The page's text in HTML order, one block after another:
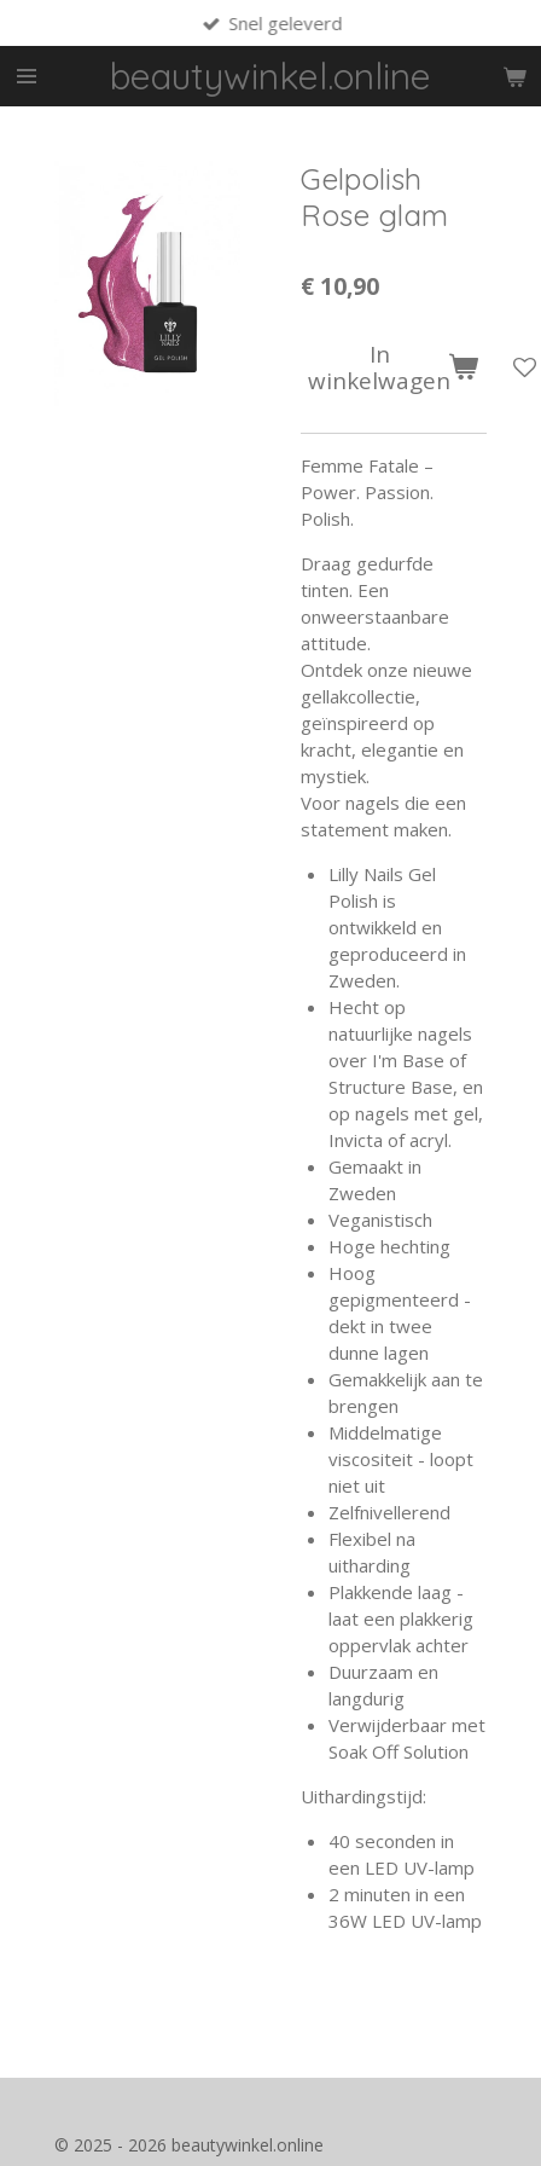
direct
naar
de
beautywinkel.online
Snel geleverd
Gelpolish
Rose glam
€ 10,90
In
winkelwagen
Femme Fatale –
Power. Passion.
Polish.
Draag gedurfde
tinten. Een
onweerstaanbare
attitude.
Ontdek onze nieuwe
gellakcollectie,
geïnspireerd op
kracht, elegantie en
mystiek.
Voor nagels die een
statement maken.
Lilly Nails Gel
Polish is
ontwikkeld en
geproduceerd in
Zweden.
Hecht op
natuurlijke nagels
over I'm Base of
Structure Base, en
op nagels met gel,
Invicta of acryl.
Gemaakt in
Zweden
Veganistisch
Hoge hechting
Hoog
gepigmenteerd -
dekt in twee
dunne lagen
Gemakkelijk aan te
brengen
Middelmatige
viscositeit - loopt
niet uit
Zelfnivellerend
Flexibel na
uitharding
Plakkende laag -
laat een plakkerig
oppervlak achter
Duurzaam en
langdurig
Verwijderbaar met
Soak Off Solution
Uithardingstijd:
40 seconden in
een LED UV-lamp
2 minuten in een
36W LED UV-lamp
© 2025 - 2026 beautywinkel.online